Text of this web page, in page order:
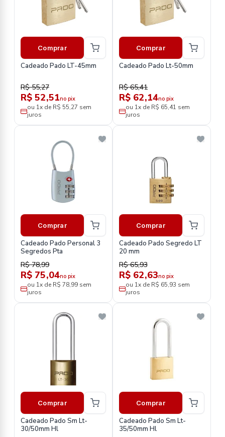
Comprar
Cadeado Pado LT-45mm
R$ 55,27
R$ 52,51no pix
ou 1x de R$ 55,27 sem
juros
Comprar
Cadeado Pado Lt-50mm
R$ 65,41
R$ 62,14no pix
ou 1x de R$ 65,41 sem
juros
Comprar
Cadeado Pado Personal 3
Segredos Pta
R$ 78,99
R$ 75,04no pix
ou 1x de R$ 78,99 sem
juros
Comprar
Cadeado Pado Segredo LT
20 mm
R$ 65,93
R$ 62,63no pix
ou 1x de R$ 65,93 sem
juros
Comprar
Cadeado Pado Sm Lt-
30/50mm Hl
Comprar
Cadeado Pado Sm Lt-
35/50mm Hl